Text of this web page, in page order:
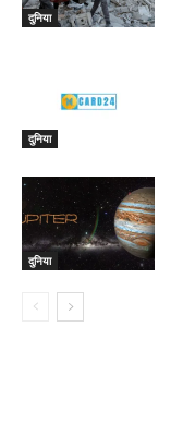
दुनिया
दुनिया
दुनिया